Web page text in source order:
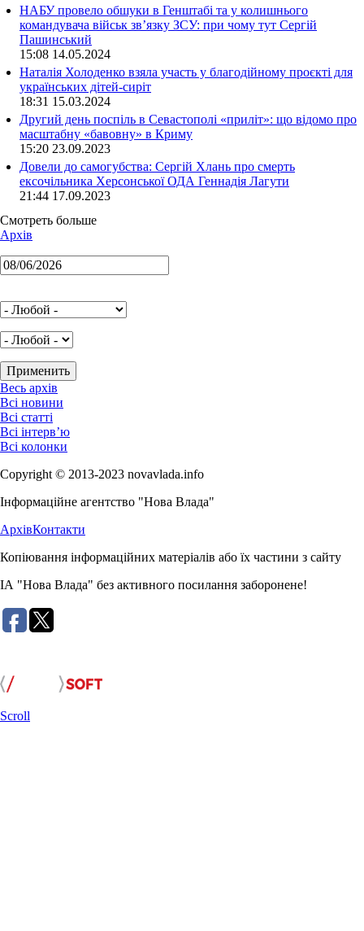
НАБУ провело обшуки в Генштабі та у колишнього
командувача військ зв’язку ЗСУ: при чому тут Сергій
Пашинський
15:08 14.05.2024
Наталія Холоденко взяла участь у благодійному проєкті для
українських дітей-сиріт
18:31 15.03.2024
Другий день поспіль в Севастополі «приліт»: що відомо про
масштабну «бавовну» в Криму
15:20 23.09.2023
Довели до самогубства: Сергій Хлань про смерть
ексочільника Херсонської ОДА Геннадія Лагути
21:44 17.09.2023
Смотреть больше
Архів
Весь архів
Всі новини
Всі статті
Всі інтерв’ю
Всі колонки
Copyright © 2013-2023 novavlada.info
Інформаційне агентство "Нова Влада"
АрхівКонтакти
Копіювання інформаційних матеріалів або їх частини з сайту
ІА "Нова Влада" без активного посилання заборонене!
Scroll